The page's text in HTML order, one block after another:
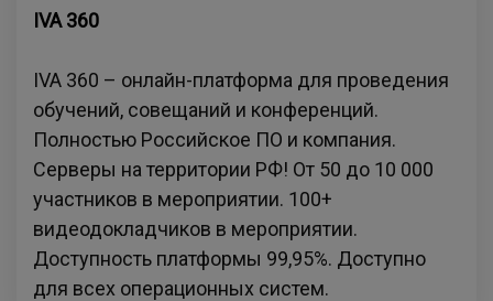
IVA 360
IVA 360 – онлайн-платформа для проведения
обучений, совещаний и конференций.
Полностью Российское ПО и компания.
Серверы на территории РФ! От 50 до 10 000
участников в мероприятии. 100+
видеодокладчиков в мероприятии.
Доступность платформы 99,95%. Доступно
для всех операционных систем.